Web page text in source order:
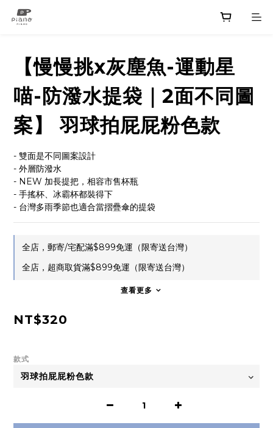
【慢慢挑x灰塵魚-運動星
喵-防潑水提袋｜2面不同圖
案】 羽球拍屁屁粉色款
- 雙面是不同圖案設計
- 外層防潑水
- NEW 加長提把，相容市售杯瓶
- 手搖杯、冰霸杯都裝得下
- 台灣多雨季節也適合當摺疊傘的提袋
全店，郵寄/宅配滿$899免運（限寄送台灣）
全店，超商取貨滿$899免運（限寄送台灣）
查看更多
NT$320
款式